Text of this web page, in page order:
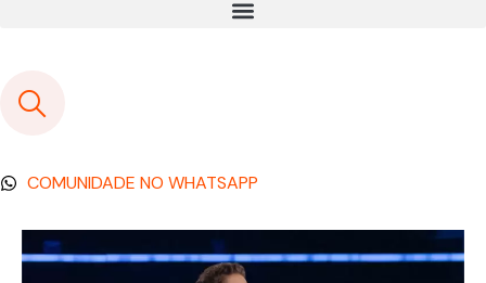
COMUNIDADE NO WHATSAPP